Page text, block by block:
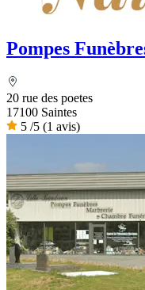
Pompes
20 rue des poetes
17100 Saintes
5 /5 (1 avis)